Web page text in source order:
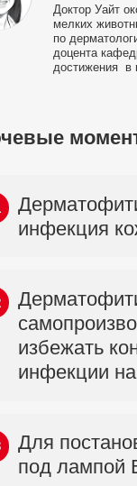
Доктор Уайт
мелких
по
доцента
достижения в
инфекция
избежать
инфекции
Для
под лампой